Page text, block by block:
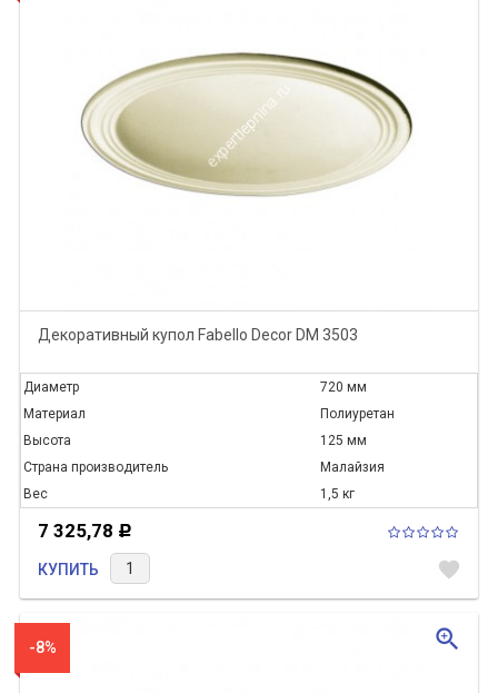
Декоративный купол Fabello Decor DM 3503
Диаметр
720 мм
Материал
Полиуретан
Высота
125 мм
Страна производитель
Малайзия
Вес
1,5 кг
7 325,78 Р
КУПИТЬ favorite
-8% zoom_in